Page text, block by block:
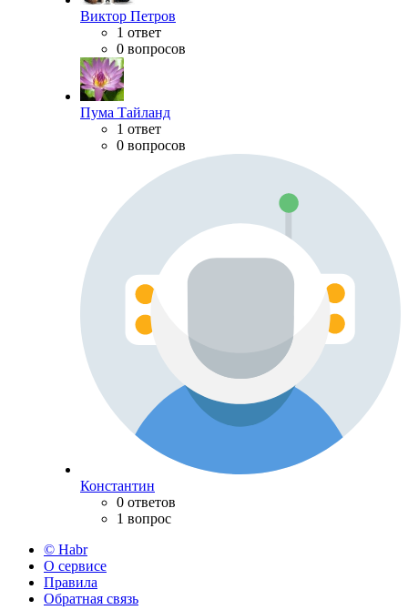
Виктор Петров
1 ответ
0 вопросов
Пума Тайланд
1 ответ
0 вопросов
Константин
0 ответов
1 вопрос
© Habr
О сервисе
Правила
Обратная связь